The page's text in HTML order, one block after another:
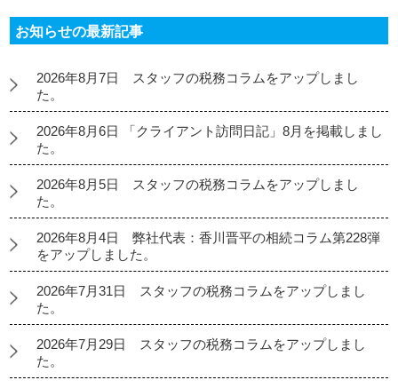
お知らせの最新記事
2026年8月7日 スタッフの税務コラムをアップしまし
た。
2026年8月6日 「クライアント訪問日記」8月を掲載しまし
た。
2026年8月5日 スタッフの税務コラムをアップしまし
た。
2026年8月4日 弊社代表：香川晋平の相続コラム第228弾
をアップしました。
2026年7月31日 スタッフの税務コラムをアップしまし
た。
2026年7月29日 スタッフの税務コラムをアップしまし
た。